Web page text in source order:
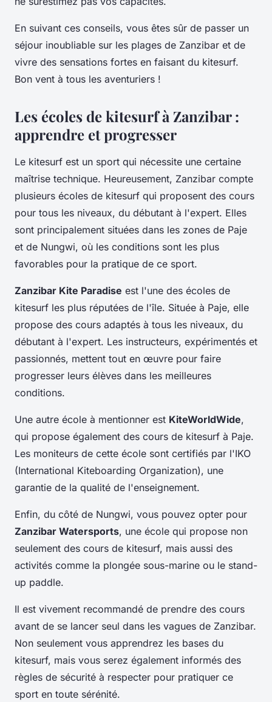
En suivant ces conseils, vous êtes sûr de passer un
séjour inoubliable sur les plages de Zanzibar et de
vivre des sensations fortes en faisant du kitesurf.
Bon vent à tous les aventuriers !
Les écoles de kitesurf à Zanzibar :
apprendre et progresser
Le kitesurf est un sport qui nécessite une certaine
maîtrise technique. Heureusement, Zanzibar compte
plusieurs écoles de kitesurf qui proposent des cours
pour tous les niveaux, du débutant à l'expert. Elles
sont principalement situées dans les zones de Paje
et de Nungwi, où les conditions sont les plus
favorables pour la pratique de ce sport.
Zanzibar Kite Paradise est l'une des écoles de
kitesurf les plus réputées de l'île. Située à Paje, elle
propose des cours adaptés à tous les niveaux, du
débutant à l'expert. Les instructeurs, expérimentés et
passionnés, mettent tout en œuvre pour faire
progresser leurs élèves dans les meilleures
conditions.
Une autre école à mentionner est KiteWorldWide,
qui propose également des cours de kitesurf à Paje.
Les moniteurs de cette école sont certifiés par l'IKO
(International Kiteboarding Organization), une
garantie de la qualité de l'enseignement.
Enfin, du côté de Nungwi, vous pouvez opter pour
Zanzibar Watersports, une école qui propose non
seulement des cours de kitesurf, mais aussi des
activités comme la plongée sous-marine ou le stand-
up paddle.
Il est vivement recommandé de prendre des cours
avant de se lancer seul dans les vagues de Zanzibar.
Non seulement vous apprendrez les bases du
kitesurf, mais vous serez également informés des
règles de sécurité à respecter pour pratiquer ce
sport en toute sérénité.